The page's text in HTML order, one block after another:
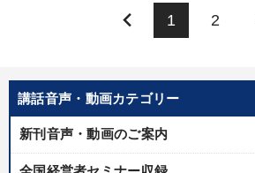
講話音声・動画カテゴリー
新刊音声・動画のご案内
keyboard_arrow_left 1 2